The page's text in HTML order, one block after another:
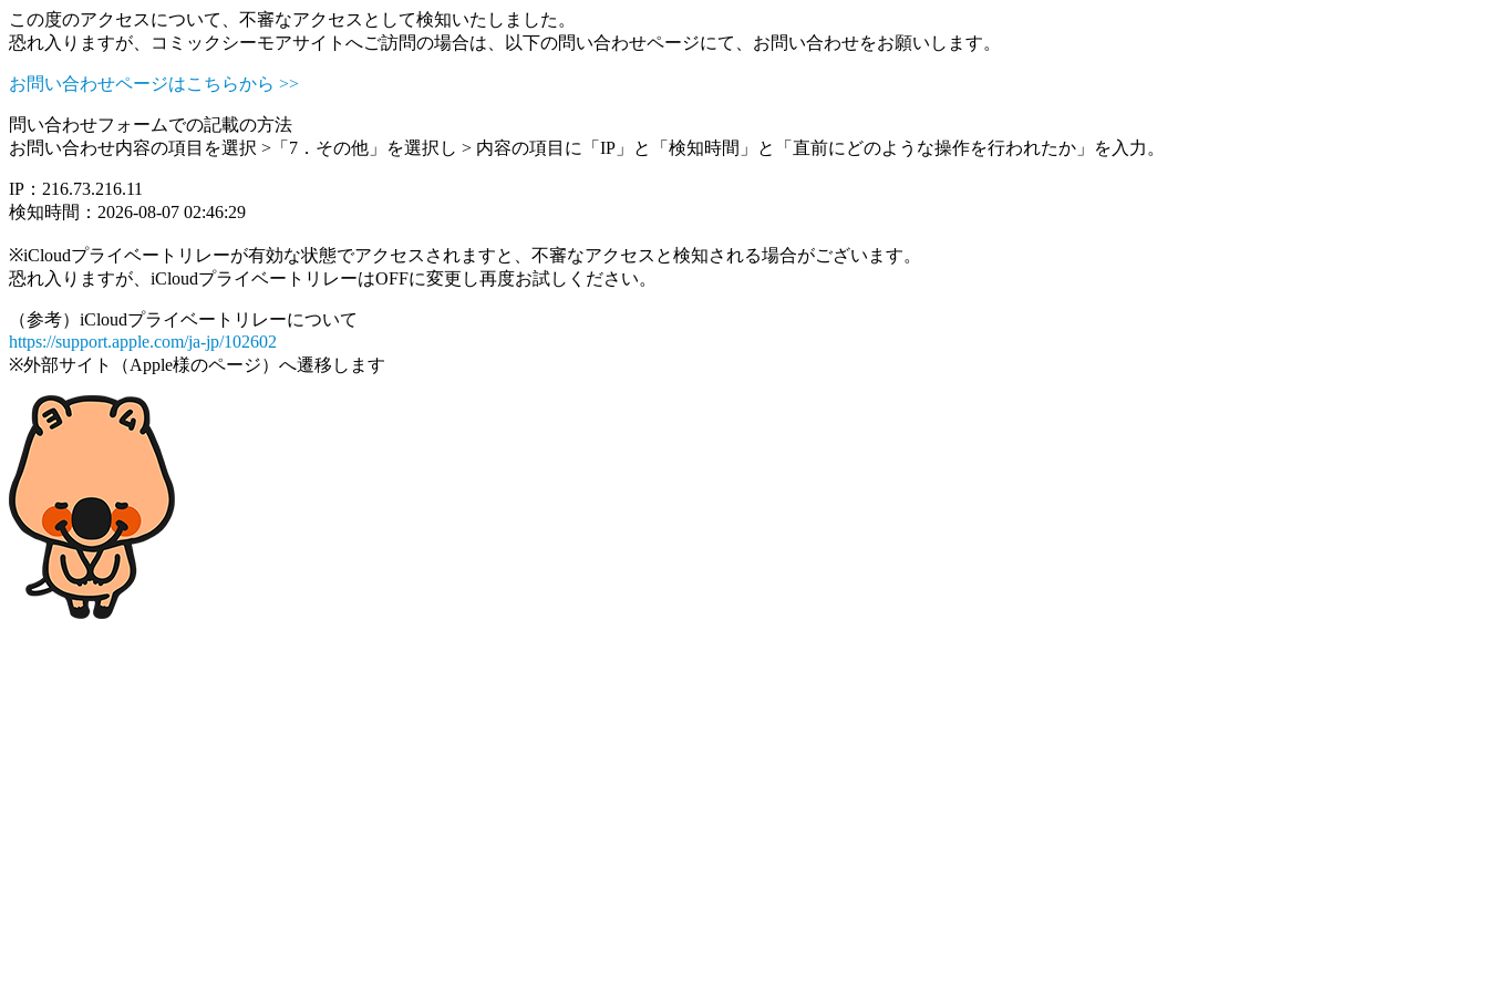
この度のアクセスについて、不審なアクセスとして検知いたしました。
恐れ入りますが、コミックシーモアサイトへご訪問の場合は、以下の問い合わせページにて、お問い合わせをお願いします。
お問い合わせページはこちらから >>
問い合わせフォームでの記載の方法
お問い合わせ内容の項目を選択 >「7．その他」を選択し > 内容の項目に「IP」と「検知時間」と「直前にどのような操作を行われたか」を入力。
IP：216.73.216.11
検知時間：2026-08-07 02:46:29
※iCloudプライベートリレーが有効な状態でアクセスされますと、不審なアクセスと検知される場合がございます。
恐れ入りますが、iCloudプライベートリレーはOFFに変更し再度お試しください。
（参考）iCloudプライベートリレーについて
https://support.apple.com/ja-jp/102602
※外部サイト（Apple様のページ）へ遷移します